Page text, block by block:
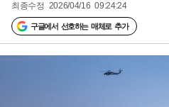
최종수정 2026/04/16 09:24:24
구글에서 선호하는 매체로 추가